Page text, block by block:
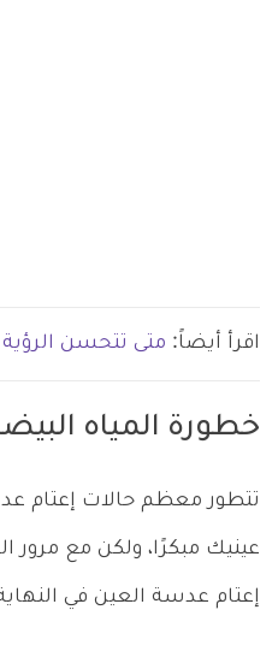
اقرأ أيضاً: متى تتحسن الرؤية
خطورة المياه
تتطور معظم حالات إعتام
عينيك مبكرًا، ولكن مع
إعتام عدسة العين في